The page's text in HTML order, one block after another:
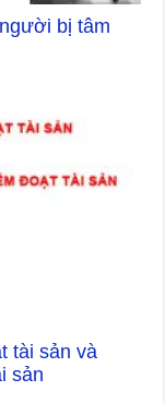
bị tâm
tài sản và
sản